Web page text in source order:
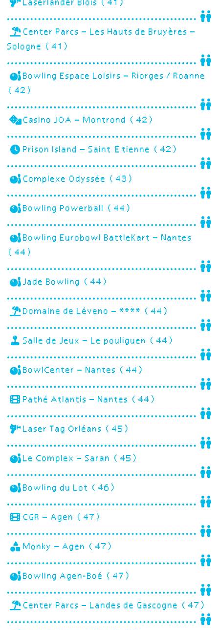
Laserlander Blois (41)
Center Parcs – Les Hauts de Bruyères –
Sologne (41)
Bowling Espace Loisirs – Riorges / Roanne
(42)
Casino JOA – Montrond (42)
Prison Island – Saint Étienne (42)
Complexe Odyssée (43)
Bowling Powerball (44)
Bowling Eurobowl BattleKart – Nantes
(44)
Jade Bowling (44)
Domaine de Léveno – **** (44)
Salle de Jeux – Le pouliguen (44)
BowlCenter – Nantes (44)
Pathé Atlantis – Nantes (44)
Laser Tag Orléans (45)
Le Complex – Saran (45)
Bowling du Lot (46)
CGR – Agen (47)
Monky – Agen (47)
Bowling Agen-Boé (47)
Center Parcs – Landes de Gascogne (47)